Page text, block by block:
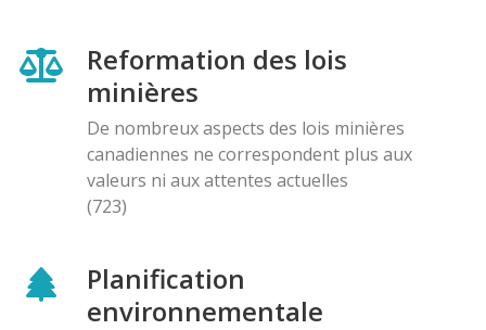
Reformation des lois
minières
De nombreux aspects des lois minières
canadiennes ne correspondent plus aux
valeurs ni aux attentes actuelles
(723)
Planification
environnementale